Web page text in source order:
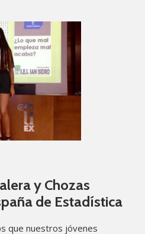
y Chozas
de Estadística
que nuestros jóvenes